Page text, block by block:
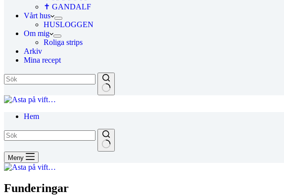
✝ GANDALF
Vårt hus
HUSLOGGEN
Om mig
Roliga strips
Arkiv
Mina recept
Hem
Meny
Funderingar